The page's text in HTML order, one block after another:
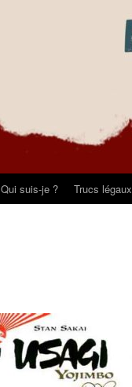
Qui suis-je ? Trucs légaux